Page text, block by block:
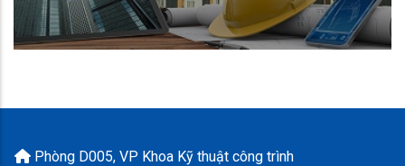
Phòng D005, VP Khoa Kỹ thuật công trình